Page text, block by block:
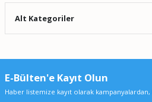
Alt Kategoriler
E-Bülten'e Kayıt Olun
Haber listemize kayıt olarak